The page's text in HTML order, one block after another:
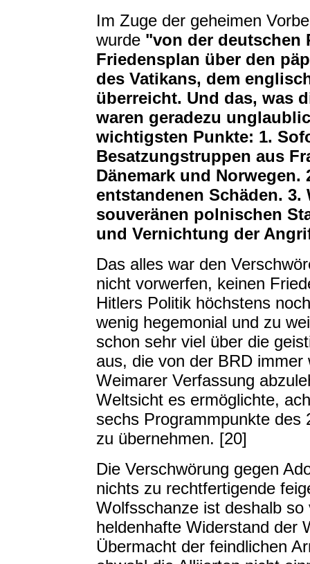
Im Zuge der geheimen
wurde "von der deutschen
Friedensplan über den
des Vatikans, dem
überreicht. Und das, was
waren geradezu
wichtigsten Punkte: 1.
Besatzungstruppen aus
Dänemark und
entstandenen Schäden.
souveränen polnischen
und Vernichtung der
Das alles war den
nicht vorwerfen, keinen
Hitlers Politik höchstens
wenig hegemonial und zu
schon sehr viel über die
aus, die von der BRD
Weimarer Verfassung
Weltsicht es ermöglichte,
sechs Programmpunkte des
zu übernehmen. [20]
Die Verschwörung gegen
nichts zu rechtfertigende
Wolfsschanze ist deshalb
heldenhafte Widerstand der
Übermacht der feindlichen